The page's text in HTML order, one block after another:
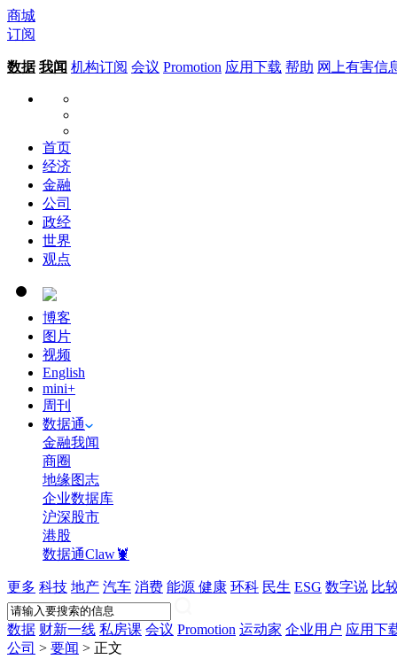
商城
订阅
数据 我闻 机构订阅 会议 Promotion 应用下载 帮助 网上有害信
首页
经济
金融
公司
政经
世界
观点
博客
图片
视频
English
mini+
周刊
数据通
金融我闻
商圈
地缘图志
企业数据库
沪深股市
港股
数据通Claw🦞
更多 科技 地产 汽车 消费 能源 健康 环科 民生 ESG 数字说 比
数据 财新一线 私房课 会议 Promotion 运动家 企业用户 应用下
公司 > 要闻 > 正文